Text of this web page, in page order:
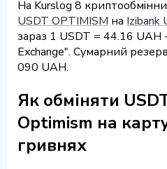
На Kurslog 8
USDT OPTIMISM на Izibank
зараз 1 USDT = 44.16 UAH
Exchange". Сумарний
090 UAH.
Як обміняти
Optimism на
гривнях